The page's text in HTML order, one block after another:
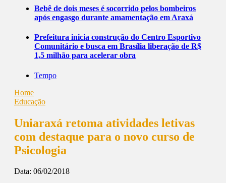
Bebê de dois meses é socorrido pelos bombeiros
após engasgo durante amamentação em Araxá
Prefeitura inicia construção do Centro Esportivo
Comunitário e busca em Brasília liberação de R$
1,5 milhão para acelerar obra
Tempo
Home
Educação
Uniaraxá retoma atividades letivas
com destaque para o novo curso de
Psicologia
Data: 06/02/2018